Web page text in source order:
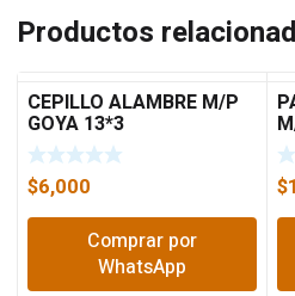
Productos
CEPILLO ALAMBRE M/P
GOYA 13*3
$6,000
Comprar por
WhatsApp
$